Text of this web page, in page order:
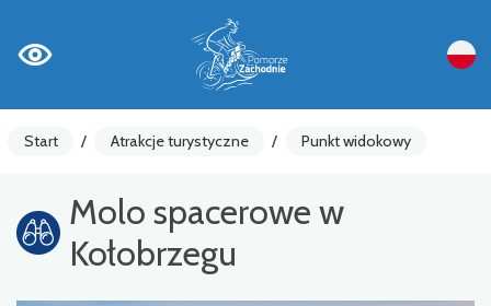
Start / Atrakcje turystyczne / Punkt widokowy
Molo spacerowe w
Kołobrzegu